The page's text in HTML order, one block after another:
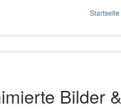
Startseite
Bilder